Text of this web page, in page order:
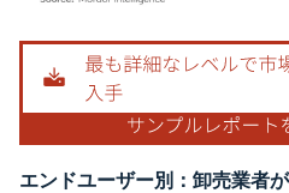
画像 © Mordor Intelligence。再利用には
エンドユーザー別：卸売業者